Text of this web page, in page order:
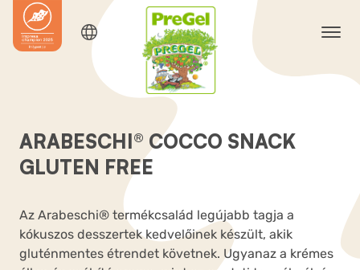
ARABESCHI® COCCO SNACK
GLUTEN FREE
Az Arabeschi® termékcsalád legújabb tagja a
kókuszos desszertek kedvelőinek készült, akik
gluténmentes étrendet követnek. Ugyanaz a krémes